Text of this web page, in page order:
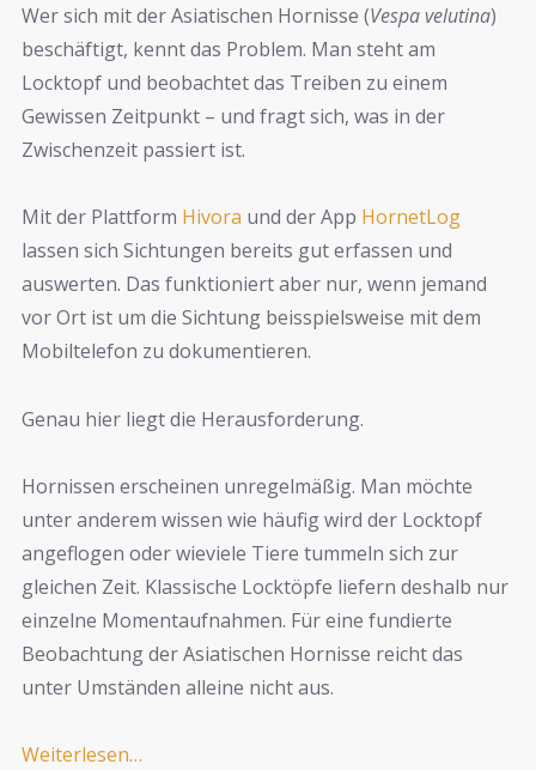
Wer sich mit der Asiatischen Hornisse (Vespa velutina)
beschäftigt, kennt das Problem. Man steht am
Locktopf und beobachtet das Treiben zu einem
Gewissen Zeitpunkt – und fragt sich, was in der
Zwischenzeit passiert ist.
Mit der Plattform Hivora und der App HornetLog
lassen sich Sichtungen bereits gut erfassen und
auswerten. Das funktioniert aber nur, wenn jemand
vor Ort ist um die Sichtung beisspielsweise mit dem
Mobiltelefon zu dokumentieren.
Genau hier liegt die Herausforderung.
Hornissen erscheinen unregelmäßig. Man möchte
unter anderem wissen wie häufig wird der Locktopf
angeflogen oder wieviele Tiere tummeln sich zur
gleichen Zeit. Klassische Locktöpfe liefern deshalb nur
einzelne Momentaufnahmen. Für eine fundierte
Beobachtung der Asiatischen Hornisse reicht das
unter Umständen alleine nicht aus.
Weiterlesen…